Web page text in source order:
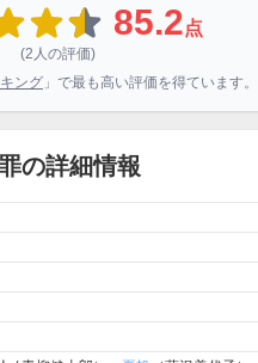
85.2点
(2人の評価)
ング 」で最も高い評価を得ています。
の詳細情報